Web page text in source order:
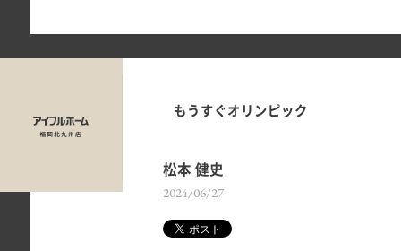
もうすぐオリンピック
松本 健史
2024/06/27